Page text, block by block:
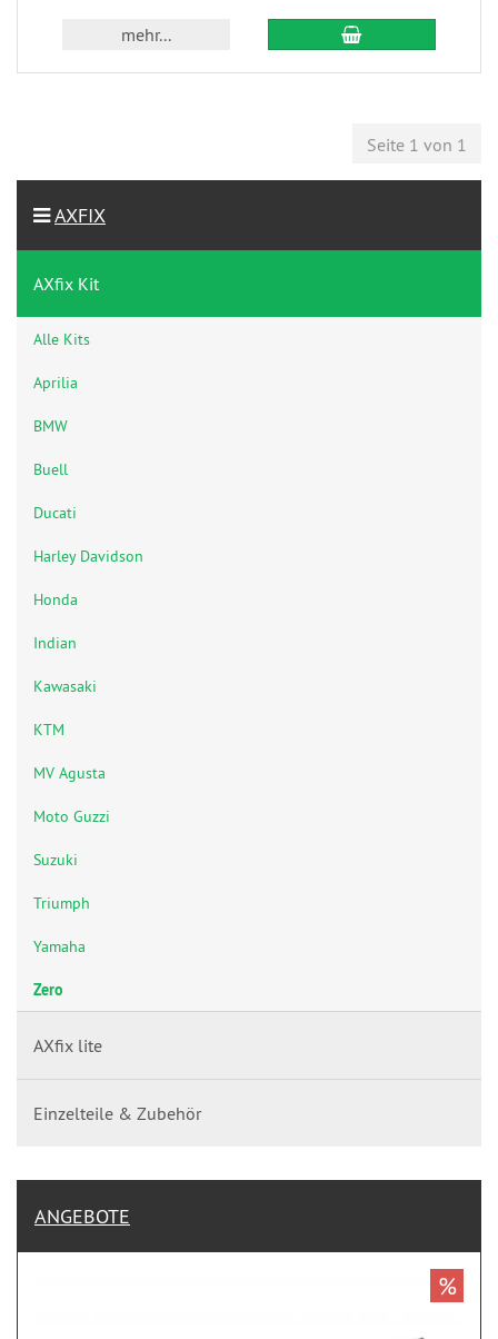
mehr...
Seite 1 von 1
AXFIX
AXfix Kit
Alle Kits
Aprilia
BMW
Buell
Ducati
Harley Davidson
Honda
Indian
Kawasaki
KTM
MV Agusta
Moto Guzzi
Suzuki
Triumph
Yamaha
Zero
AXfix lite
Einzelteile & Zubehör
ANGEBOTE
%